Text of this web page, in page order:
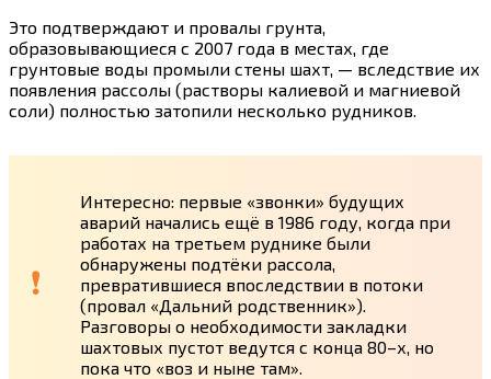
Это подтверждают и провалы грунта,
образовывающиеся с 2007 года в местах, где
грунтовые воды промыли стены шахт, — вследствие их
появления рассолы (растворы калиевой и магниевой
соли) полностью затопили несколько рудников.
Интересно: первые «звонки» будущих
аварий начались ещё в 1986 году, когда при
работах на третьем руднике были
обнаружены подтёки рассола,
превратившиеся впоследствии в потоки
(провал «Дальний родственник»).
Разговоры о необходимости закладки
шахтовых пустот ведутся с конца 80–х, но
пока что «воз и ныне там».